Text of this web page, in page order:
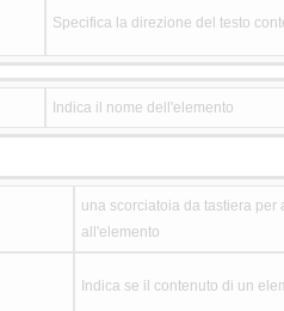
Specifica la direzione del testo
Indica il nome dell'elemento
una scorciatoia da tastiera per
all'elemento
Indica se il contenuto di un